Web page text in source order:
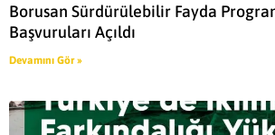
Borusan Sürdürülebilir Fayda
Başvuruları Açıldı
Devamını Gör »